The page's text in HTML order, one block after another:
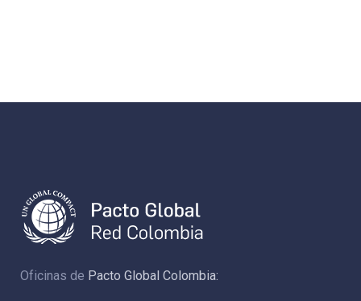
Oficinas de Pacto Global Colombia: